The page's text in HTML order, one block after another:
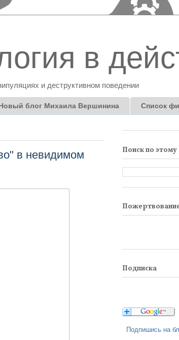
в
и деструктивном поведении
блог Михаила Вершинина Список
в невидимом
Поиск по этому
Подписка
Подпишись на